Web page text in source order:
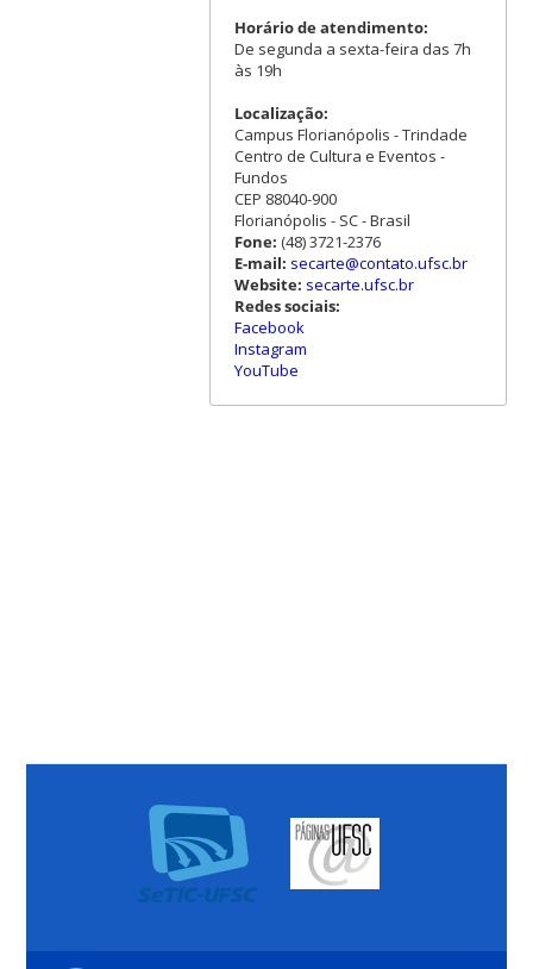
Horário de atendimento:
De segunda a sexta-feira das 7h
às 19h
Localização:
Campus Florianópolis - Trindade
Centro de Cultura e Eventos -
Fundos
CEP 88040-900
Florianópolis - SC - Brasil
Fone: (48) 3721-2376
E-mail: secarte@contato.ufsc.br
Website: secarte.ufsc.br
Redes sociais:
Facebook
Instagram
YouTube